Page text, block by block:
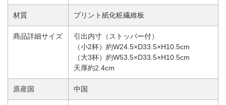
材質 プリント紙化粧繊維板
商品詳細サイズ
引出内寸（ストッパー付）
（小2杯）約W24.5×D33.5×H10.5cm
（大3杯）約W53.5×D33.5×H10.5cm
天厚約2.4cm
原産国 中国